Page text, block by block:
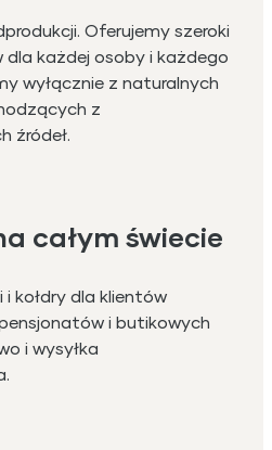
Oferujemy szeroki
dla każdej osoby i każdego
wyłącznie z naturalnych
z
źródeł.
całym świecie
i kołdry dla klientów
i butikowych
i wysyłka